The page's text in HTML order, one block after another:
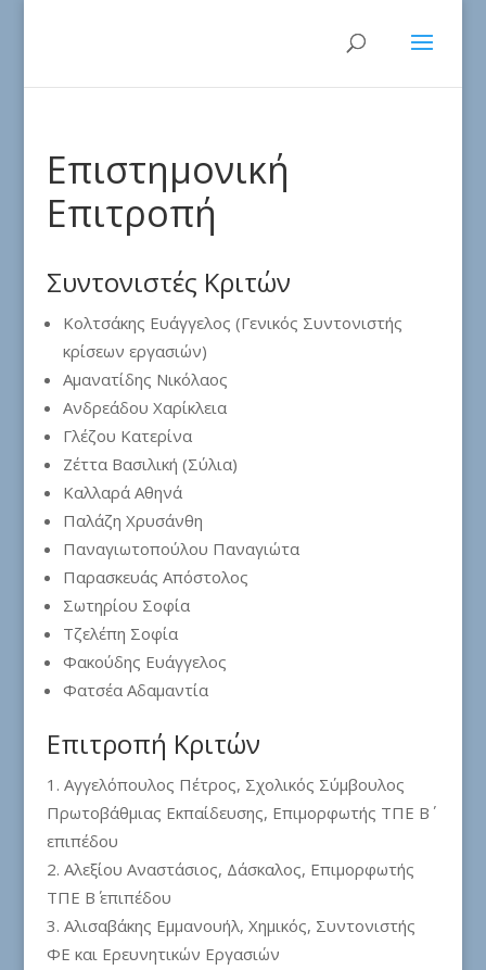
Επιστημονική
Επιτροπή
Συντονιστές Κριτών
Κολτσάκης Ευάγγελος (Γενικός Συντονιστής
κρίσεων εργασιών)
Αμανατίδης Νικόλαος
Ανδρεάδου Χαρίκλεια
Γλέζου Κατερίνα
Ζέττα Βασιλική (Σύλια)
Καλλαρά Αθηνά
Παλάζη Χρυσάνθη
Παναγιωτοπούλου Παναγιώτα
Παρασκευάς Απόστολος
Σωτηρίου Σοφία
Τζελέπη Σοφία
Φακούδης Ευάγγελος
Φατσέα Αδαμαντία
Επιτροπή Κριτών
Αγγελόπουλος Πέτρος, Σχολικός Σύμβουλος
Πρωτοβάθμιας Εκπαίδευσης, Επιμορφωτής ΤΠΕ Β΄
επιπέδου
Αλεξίου Αναστάσιος, Δάσκαλος, Επιμορφωτής
ΤΠΕ Β΄ επιπέδου
Αλισαβάκης Εμμανουήλ, Χημικός, Συντονιστής
ΦΕ και Ερευνητικών Εργασιών